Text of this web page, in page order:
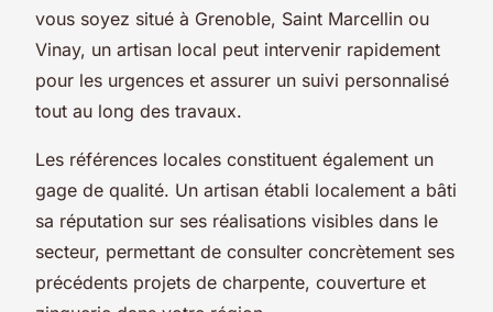
vous soyez situé à Grenoble, Saint Marcellin ou
Vinay, un artisan local peut intervenir rapidement
pour les urgences et assurer un suivi personnalisé
tout au long des travaux.
Les références locales constituent également un
gage de qualité. Un artisan établi localement a bâti
sa réputation sur ses réalisations visibles dans le
secteur, permettant de consulter concrètement ses
précédents projets de charpente, couverture et